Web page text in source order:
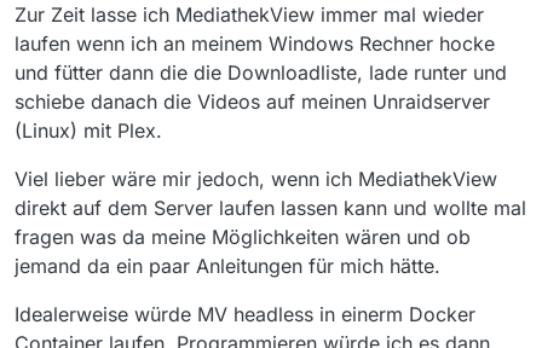
Zur Zeit lasse ich MediathekView immer mal wieder
laufen wenn ich an meinem Windows Rechner hocke
und fütter dann die die Downloadliste, lade runter und
schiebe danach die Videos auf meinen Unraidserver
(Linux) mit Plex.
Viel lieber wäre mir jedoch, wenn ich MediathekView
direkt auf dem Server laufen lassen kann und wollte mal
fragen was da meine Möglichkeiten wären und ob
jemand da ein paar Anleitungen für mich hätte.
Idealerweise würde MV headless in einerm Docker